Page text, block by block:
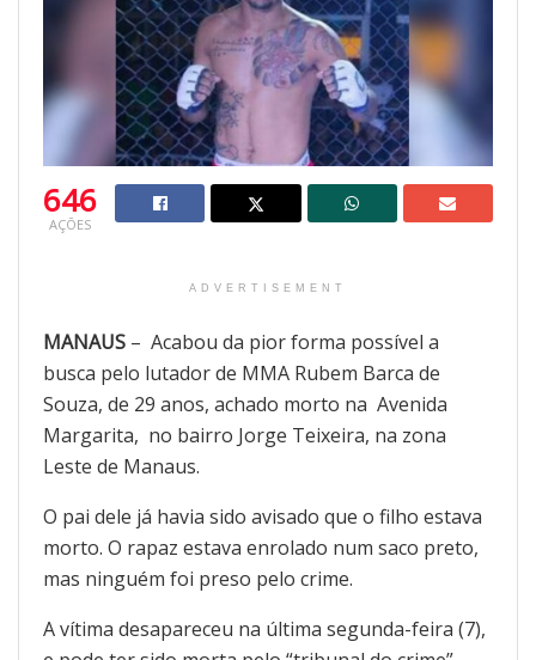
646
AÇÕES
ADVERTISEMENT
MANAUS – Acabou da pior forma possível a
busca pelo lutador de MMA Rubem Barca de
Souza, de 29 anos, achado morto na Avenida
Margarita, no bairro Jorge Teixeira, na zona
Leste de Manaus.
O pai dele já havia sido avisado que o filho estava
morto. O rapaz estava enrolado num saco preto,
mas ninguém foi preso pelo crime.
A vítima desapareceu na última segunda-feira (7),